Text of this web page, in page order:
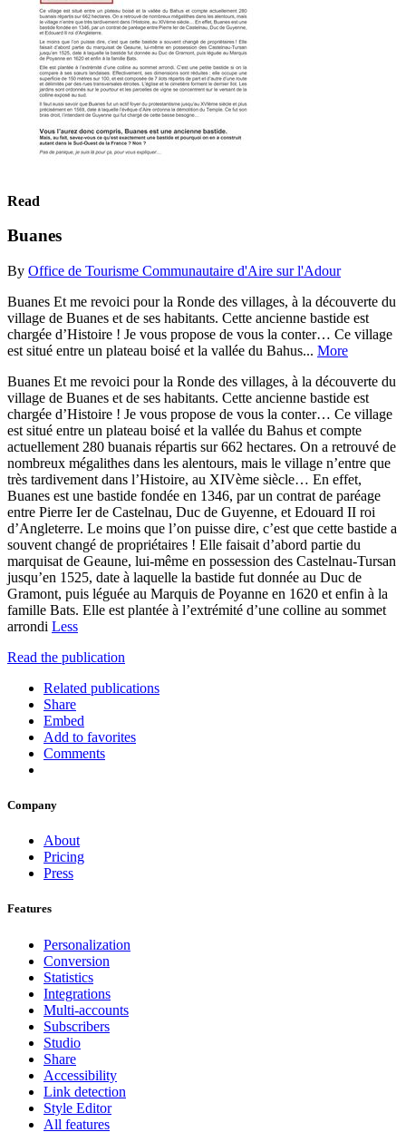
Read
Buanes
By Office de Tourisme Communautaire d'Aire sur l'Adour
Buanes Et me revoici pour la Ronde des villages, à la découverte du
village de Buanes et de ses habitants. Cette ancienne bastide est
chargée d’Histoire ! Je vous propose de vous la conter… Ce village
est situé entre un plateau boisé et la vallée du Bahus... More
Buanes Et me revoici pour la Ronde des villages, à la découverte du
village de Buanes et de ses habitants. Cette ancienne bastide est
chargée d’Histoire ! Je vous propose de vous la conter… Ce village
est situé entre un plateau boisé et la vallée du Bahus et compte
actuellement 280 buanais répartis sur 662 hectares. On a retrouvé de
nombreux mégalithes dans les alentours, mais le village n’entre que
très tardivement dans l’Histoire, au XIVème siècle… En effet,
Buanes est une bastide fondée en 1346, par un contrat de paréage
entre Pierre Ier de Castelnau, Duc de Guyenne, et Edouard II roi
d’Angleterre. Le moins que l’on puisse dire, c’est que cette bastide a
souvent changé de propriétaires ! Elle faisait d’abord partie du
marquisat de Geaune, lui-même en possession des Castelnau-Tursan
jusqu’en 1525, date à laquelle la bastide fut donnée au Duc de
Gramont, puis léguée au Marquis de Poyanne en 1620 et enfin à la
famille Bats. Elle est plantée à l’extrémité d’une colline au sommet
arrondi Less
Read the publication
Related publications
Share
Embed
Add to favorites
Comments
Company
About
Pricing
Press
Features
Personalization
Conversion
Statistics
Integrations
Multi-accounts
Subscribers
Studio
Share
Accessibility
Link detection
Style Editor
All features